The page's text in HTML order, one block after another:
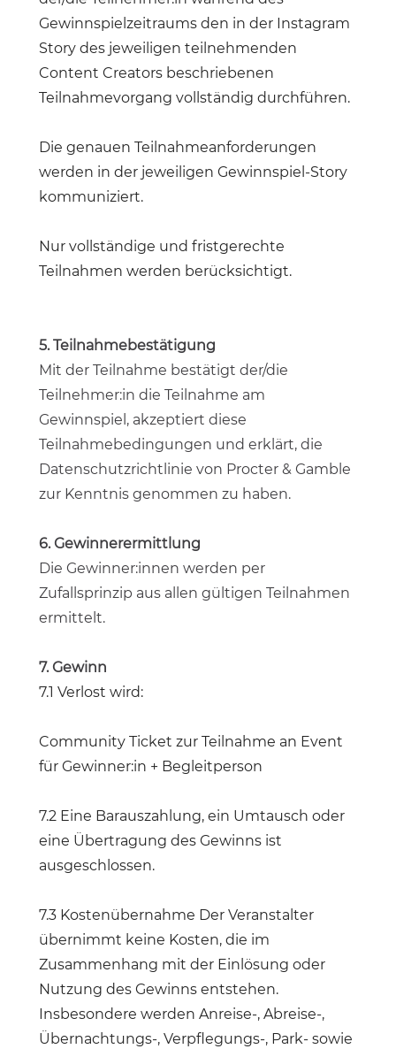
Gewinnspielzeitraums den in der Instagram
Story des jeweiligen teilnehmenden
Content Creators beschriebenen
Teilnahmevorgang vollständig durchführen.
Die genauen Teilnahmeanforderungen
werden in der jeweiligen Gewinnspiel-Story
kommuniziert.
Nur vollständige und fristgerechte
Teilnahmen werden berücksichtigt.
5. Teilnahmebestätigung
Mit der Teilnahme bestätigt der/die
Teilnehmer:in die Teilnahme am
Gewinnspiel, akzeptiert diese
Teilnahmebedingungen und erklärt, die
Datenschutzrichtlinie von Procter & Gamble
zur Kenntnis genommen zu haben.
6. Gewinnerermittlung
Die Gewinner:innen werden per
Zufallsprinzip aus allen gültigen Teilnahmen
ermittelt.
7. Gewinn
7.1 Verlost wird:
Community Ticket zur Teilnahme an Event
für Gewinner:in + Begleitperson
7.2 Eine Barauszahlung, ein Umtausch oder
eine Übertragung des Gewinns ist
ausgeschlossen.
7.3 Kostenübernahme Der Veranstalter
übernimmt keine Kosten, die im
Zusammenhang mit der Einlösung oder
Nutzung des Gewinns entstehen.
Insbesondere werden Anreise-, Abreise-,
Übernachtungs-, Verpflegungs-, Park- sowie